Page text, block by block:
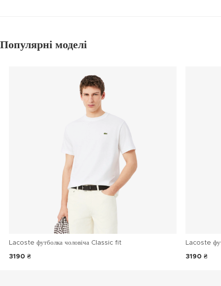
Популярні моделі
Lacoste футболка чоловіча Classic fit
3190 ₴
Lacoste
3190 ₴